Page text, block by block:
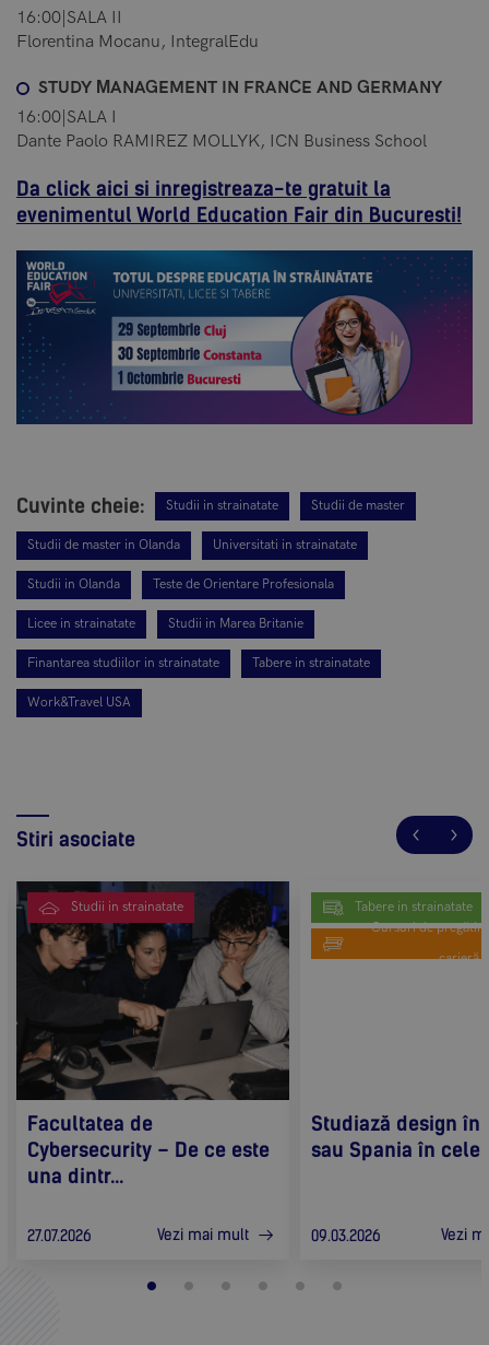
16:00|SALA II
Florentina Mocanu, IntegralEdu
STUDY МANAGEMENT IN FRANCE AND GERMANY
16:00|SALA I
Dante Paolo RAMIREZ MOLLYK, ICN Business School
Da click aici si inregistreaza-te gratuit la
evenimentul World Education Fair din Bucuresti!
Cuvinte cheie: Studii in strainatate Studii de master
Studii de master in Olanda Universitati in strainatate
Studii in Olanda Teste de Orientare Profesionala
Licee in strainatate Studii in Marea Britanie
Finantarea studiilor in strainatate Tabere in strainatate
Work&Travel USA
Stiri asociate
Studii in strainatate
Facultatea de
Cybersecurity – De ce este
una dintr...
27.07.2026 Vezi mai mult
Tabere in strainatate
Cursuri de pregătire
carieră
Studiază design în
sau Spania în cele
09.03.2026 Vezi